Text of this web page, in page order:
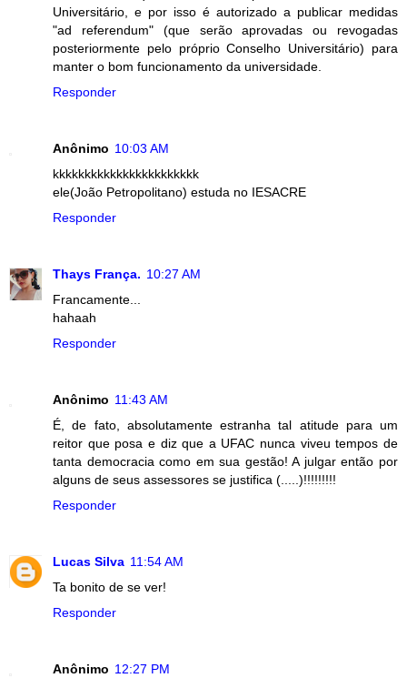
Universitário, e por isso é autorizado a publicar medidas
"ad referendum" (que serão aprovadas ou revogadas
posteriormente pelo próprio Conselho Universitário) para
manter o bom funcionamento da universidade.
Responder
Anônimo 10:03 AM
kkkkkkkkkkkkkkkkkkkkkkk
ele(João Petropolitano) estuda no IESACRE
Responder
Thays França. 10:27 AM
Francamente...
hahaah
Responder
Anônimo 11:43 AM
É, de fato, absolutamente estranha tal atitude para um
reitor que posa e diz que a UFAC nunca viveu tempos de
tanta democracia como em sua gestão! A julgar então por
alguns de seus assessores se justifica (.....)!!!!!!!!!
Responder
Lucas Silva 11:54 AM
Ta bonito de se ver!
Responder
Anônimo 12:27 PM